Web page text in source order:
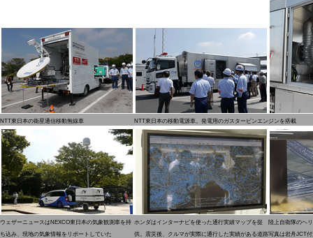
NTT東日本の衛星通信移動無線車 NTT東日本の移動電源車。発電用のガスタービンエンジンを搭載
ウェザーニュースはNEXCO東日本の気象観測車を持
ち込み、現地の気象情報をリポートしていた
ホンダはインターナビを使った通行実績マップを提
供。震災後、クルマが実際に通行した実績がある道路
陸上自衛隊のヘ
写真は岩舟JCT付